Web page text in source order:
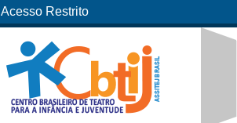
Acesso Restrito